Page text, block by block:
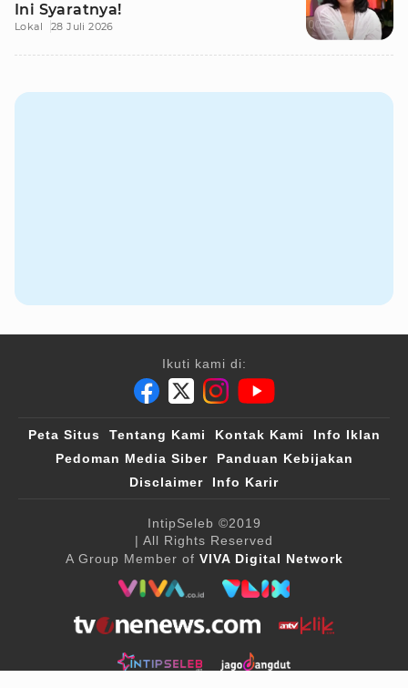
Ini Syaratnya!
Lokal 28 Juli 2026
Ikuti kami di:
Peta Situs Tentang Kami Kontak Kami
Info Iklan
Pedoman Media Siber
Panduan Kebijakan
Disclaimer
Info Karir
IntipSeleb ©2019
| All Rights Reserved
A Group Member of VIVA Digital Network